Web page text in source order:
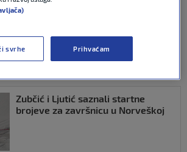
Zrinka Ljutić završila na zadnjem
Zubčić i Ljutić saznali startne
brojeve za završnicu u Norveškoj
svrhe Prihvaćam